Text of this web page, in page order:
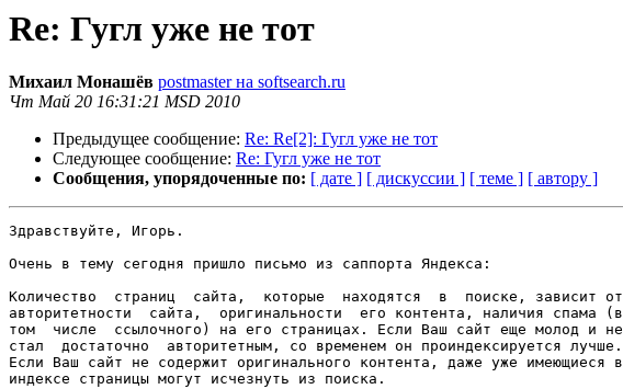
Re: Гугл уже не тот
Михаил Монашёв postmaster на softsearch.ru
Чт Май 20 16:31:21 MSD 2010
Предыдущее сообщение: Re: Re[2]: Гугл уже не тот
Следующее сообщение: Re: Гугл уже не тот
Сообщения, упорядоченные по: [ дате ] [ дискуссии ] [ теме ] [ автору ]
Здравствуйте, Игорь.
Очень в тему сегодня пришло письмо из саппорта Яндекса:
Количество  страниц  сайта,  которые  находятся  в  поиске, зависит от
авторитетности  сайта,  оригинальности  его контента, наличия спама (в
том  числе  ссылочного) на его страницах. Если Ваш сайт еще молод и не
стал  достаточно  авторитетным, со временем он проиндексируется лучше.
Если Ваш сайт не содержит оригинального контента, даже уже имеющиеся в
индексе страницы могут исчезнуть из поиска.